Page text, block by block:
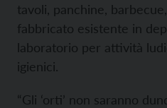
tavoli, panchine,
fabbricato esistente in
laboratorio per attività
igienici.
“Gli ‘orti’ non saranno